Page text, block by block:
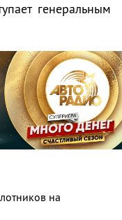
генеральным
на